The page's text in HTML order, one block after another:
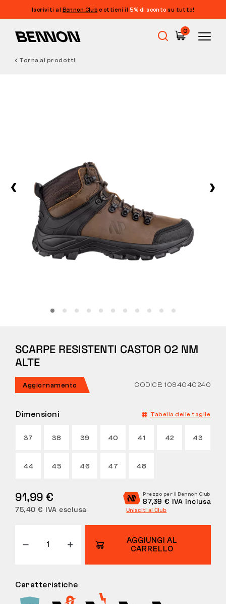
Iscriviti al Bennon Club e ottieni il 5% di sconto su tutto!
0
Outdoor
Calzature casual
Tattiche
CHI SIAMO
LABORATORIO BENNON
RESI
Torna ai prodotti
SCARPE RESISTENTI CASTOR O2 NM
ALTE
Aggiornamento CODICE: 1094040240
Dimensioni Tabella delle taglie
37 38 39 40 41 42 43
44 45 46 47 48
91,99 €
75,40 € IVA esclusa
Prezzo per il Bennon Club
87,39 € IVA inclusa
Unisciti al Club
AGGIUNGI AL
CARRELLO
Caratteristiche